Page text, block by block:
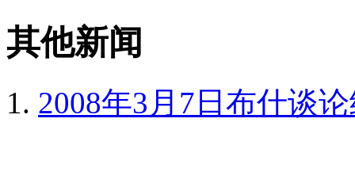
其他新闻
2008年3月7日布什谈